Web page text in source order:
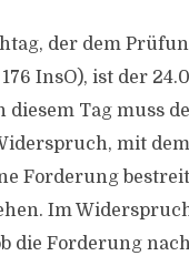
der dem
InsO), ist der
diesem Tag muss
mit
Forderung
Im
die Forderung